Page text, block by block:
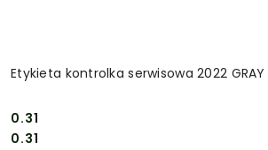
Etykieta kontrolka serwisowa 2022 GRAY
Cena:
0.31
Cena:
0.31